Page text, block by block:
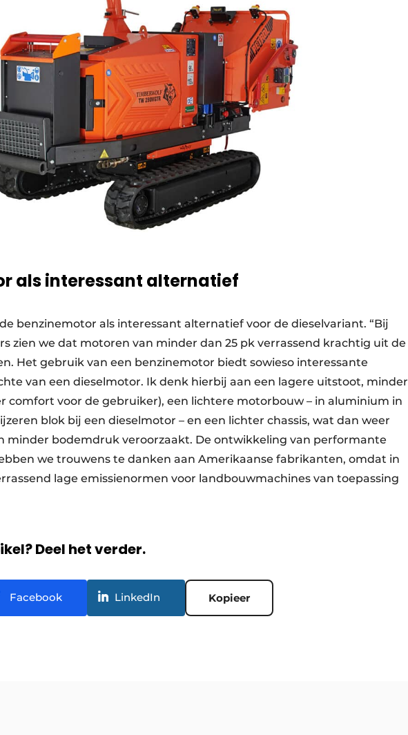
als interessant alternatief
benzinemotor als interessant alternatief voor de dieselvariant. “Bij
zien we dat motoren van minder dan 25 pk verrassend krachtig uit de
Het gebruik van een benzinemotor biedt sowieso interessante
van een dieselmotor. Ik denk hierbij aan een lagere uitstoot, minder
comfort voor de gebruiker), een lichtere motorbouw – in aluminium in
blok bij een dieselmotor – en een lichter chassis, wat dan weer
minder bodemdruk veroorzaakt. De ontwikkeling van performante
we trouwens te danken aan Amerikaanse fabrikanten, omdat in
lage emissienormen voor landbouwmachines van toepassing
Deel het verder.
Facebook LinkedIn Kopieer